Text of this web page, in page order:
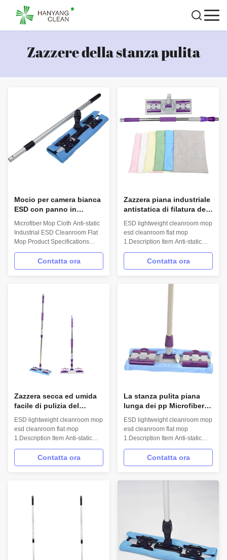
Zazzere della stanza pulita
Mocio per camera bianca
ESD con panno in
360°
Microfiber Mop Cloth Anti-static
Industrial ESD Cleanroom Flat
Mop Product Specifications
Product name Cleanroom ESD
Mop Handle Material Aluminum
alloy Head Material PP+ABS
Absorption, 360 Rotation
Application Clean workshop,
dust-free ...
Contatta ora
Zazzera piana industriale
antistatica di filatura del
di Microfiber di zazzera di
polvere
ESD lightweight cleanroom mop
esd cleanroom flat mop
1.Description Item Anti-static
mop/ESD mop/Clean room mop
Model No. H-004 Material
Microfiber,PP,Stainless steel
Contatta ora
Zazzera secca ed umida
facile di pulizia del
bastone estendibile di
zazzera
ESD lightweight cleanroom mop
esd cleanroom flat mop
1.Description Item Anti-static
mop/ESD mop/Clean room mop
Model No. H-004 Material
Microfiber,PP,Stainless steel
friendly Easy disassembly,good
Contatta ora
La stanza pulita piana
lunga dei pp Microfiber
senza polvere
ESD lightweight cleanroom mop
esd cleanroom flat mop
1.Description Item Anti-static
mop/ESD mop/Clean room mop
Model No. H-004 Material
Microfiber,PP,Stainless steel
size 11.5*33.5cm Weight 70g
Contatta ora